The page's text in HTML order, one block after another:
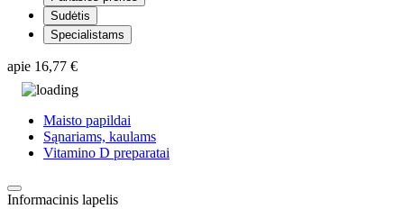
Sudėtis
Specialistams
apie 16,77 €
Maisto papildai
Sąnariams, kaulams
Vitamino D preparatai
Informacinis lapelis